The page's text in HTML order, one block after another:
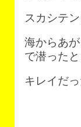
スカシテ
海からあ
で潜った
キレイだ